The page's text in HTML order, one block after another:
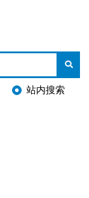
站内搜索